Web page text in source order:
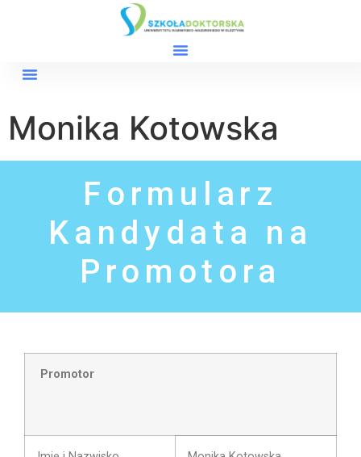
Monika Kotowska
Formularz
Kandydata na
Promotora
Promotor